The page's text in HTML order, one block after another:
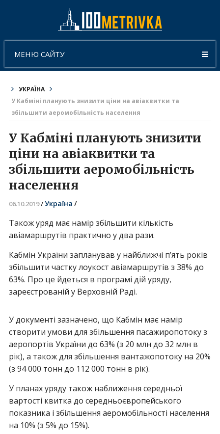
МЕНЮ САЙТУ
УКРАЇНА
У Кабміні планують знизити ціни на авіаквитки та
збільшити аеромобільність населення
У Кабміні планують знизити
ціни на авіаквитки та
збільшити аеромобільність
населення
06.10.2019/Україна /
Також уряд має намір збільшити кількість
авіамаршрутів практично у два рази.
Кабмін України запланував у найближчі п’ять років
збільшити частку лоукост авіамаршрутів з 38% до
63%. Про це йдеться в програмі дій уряду,
зареєстрованій у Верховній Раді.
У документі зазначено, що Кабмін має намір
створити умови для збільшення пасажиропотоку з
аеропортів України до 63% (з 20 млн до 32 млн в
рік), а також для збільшення вантажопотоку на 20%
(з 94 000 тонн до 112 000 тонн в рік).
У планах уряду також наближення середньої
вартості квитка до середньоєвропейського
показника і збільшення аеромобільності населення
на 10% (з 5% до 15%).